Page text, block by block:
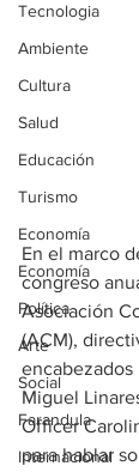
Tecnologia
Ambiente
Cultura
Salud
Educación
Turismo
Economía
Economía
Política
Arte
Social
Farandula
Internacional
En el marco
congreso
Asociación
(ACM),
encabezados
Miguel
Officer
para hablar